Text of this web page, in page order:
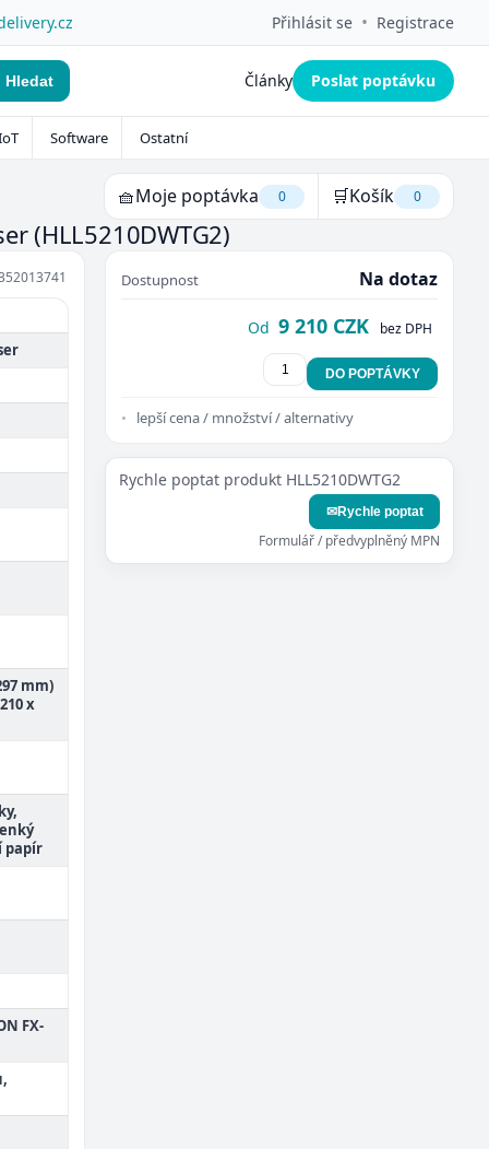
Přihlásit se • Registrace
Hledat Články Poslat poptávku
Software Ostatní
🧺Moje poptávka 0 🛒Košík 0
(HLL5210DWTG2)
mm)
x
papír
FX-
Dostupnost Na dotaz
Od 9 210 CZK bez DPH
DO POPTÁVKY
lepší cena / množství / alternativy
Rychle poptat produkt HLL5210DWTG2
✉Rychle poptat
Formulář / předvyplněný MPN